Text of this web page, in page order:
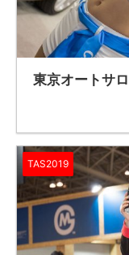
東京オートサ
TAS2019